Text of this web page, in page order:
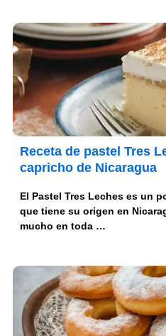
Receta de pastel Tres
capricho de Nicaragua
El Pastel Tres Leches es un
que tiene su origen en
mucho en toda …